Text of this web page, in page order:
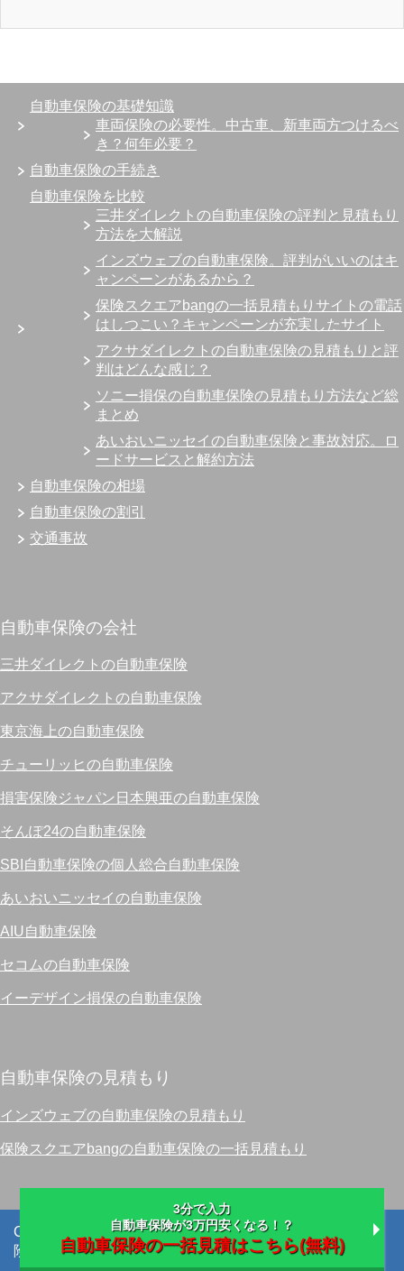
自動車保険の基礎知識
車両保険の必要性。中古車、新車両方つけるべ
き？何年必要？
自動車保険の手続き
自動車保険を比較
三井ダイレクトの自動車保険の評判と見積もり
方法を大解説
インズウェブの自動車保険。評判がいいのはキ
ャンペーンがあるから？
保険スクエアbangの一括見積もりサイトの電話
はしつこい？キャンペーンが充実したサイト
アクサダイレクトの自動車保険の見積もりと評
判はどんな感じ？
ソニー損保の自動車保険の見積もり方法など総
まとめ
あいおいニッセイの自動車保険と事故対応。ロ
ードサービスと解約方法
自動車保険の相場
自動車保険の割引
交通事故
自動車保険の会社
三井ダイレクトの自動車保険
アクサダイレクトの自動車保険
東京海上の自動車保険
チューリッヒの自動車保険
損害保険ジャパン日本興亜の自動車保険
そんぽ24の自動車保険
SBI自動車保険の個人総合自動車保険
あいおいニッセイの自動車保険
AIU自動車保険
セコムの自動車保険
イーデザイン損保の自動車保険
自動車保険の見積もり
インズウェブの自動車保険の見積もり
保険スクエアbangの自動車保険の一括見積もり
3分で入力
自動車保険が3万円安くなる！？
自動車保険の一括見積はこちら(無料)
Copyright (C) 2026 安い自動車保険の事なら格安自動車保
険マスターAll Rights Reserved.